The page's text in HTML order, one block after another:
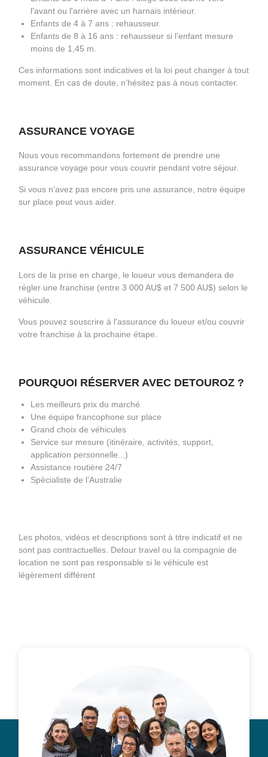
l'avant ou l'arrière avec un harnais intérieur.
Enfants de 4 à 7 ans : rehausseur.
Enfants de 8 à 16 ans : rehausseur si l’enfant mesure
moins de 1,45 m.
Ces informations sont indicatives et la loi peut changer à tout
moment. En cas de doute, n’hésitez pas à nous contacter.
ASSURANCE VOYAGE
Nous vous recommandons fortement de prendre une
assurance voyage pour vous couvrir pendant votre séjour.
Si vous n’avez pas encore pris une assurance, notre équipe
sur place peut vous aider.
ASSURANCE VÉHICULE
Lors de la prise en charge, le loueur vous demandera de
régler une franchise (entre 3 000 AU$ et 7 500 AU$) selon le
véhicule.
Vous pouvez souscrire à l'assurance du loueur et/ou couvrir
votre franchise à la prochaine étape.
POURQUOI RÉSERVER AVEC DETOUROZ ?
Les meilleurs prix du marché
Une équipe francophone sur place
Grand choix de véhicules
Service sur mesure (itinéraire, activités, support,
application personnelle...)
Assistance routière 24/7
Spécialiste de l’Australie
Les photos, vidéos et descriptions sont à titre indicatif et ne
sont pas contractuelles. Detour travel ou la compagnie de
location ne sont pas responsable si le véhicule est
légèrement différent